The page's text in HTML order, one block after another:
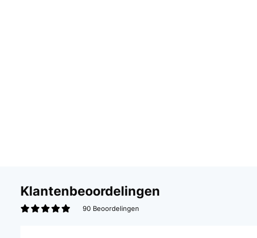
Klantenbeoordelingen
90 Beoordelingen